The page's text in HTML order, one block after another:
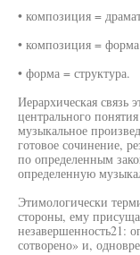
• композиция =
• композиция =
• форма = структура.
Иерархическая связь
центрального
музыкальное
готовое сочинение,
по определенным
определенную
Этимологически
стороны, ему
незавершенность21:
сотворено» и,